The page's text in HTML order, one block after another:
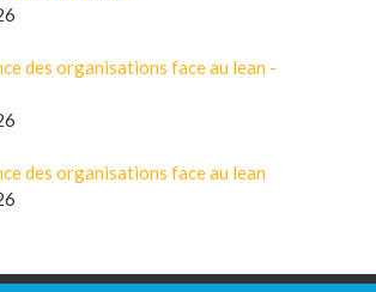
des organisations face au lean -
des organisations face au lean